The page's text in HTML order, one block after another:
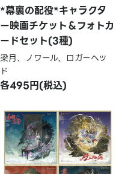
*幕裏の配役*キャラクタ
ー映画チケット＆フォトカ
ードセット(3種)
梁月、ノワール、ロガーヘッ
ド
各495円(税込)